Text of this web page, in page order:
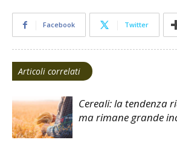
Facebook Twitter
Articoli correlati
Cereali: la tendenza
ma rimane grande